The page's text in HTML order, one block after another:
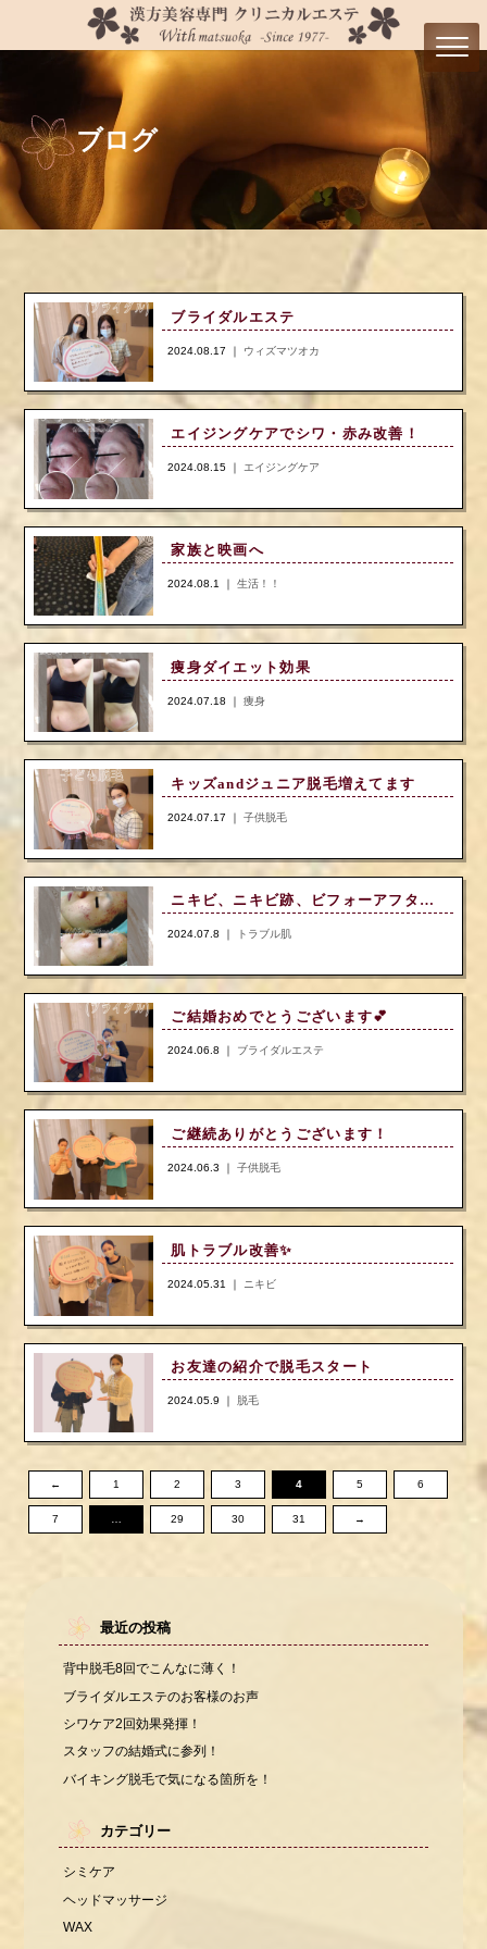
ブログ
ブライダルエステ
2024.08.17 ｜ ウィズマツオカ
エイジングケアでシワ・赤み改善！
2024.08.15 ｜ エイジングケア
家族と映画へ
2024.08.1 ｜生活！！
痩身ダイエット効果
2024.07.18 ｜痩身
キッズandジュニア脱毛増えてます
2024.07.17 ｜子供脱毛
ニキビ、ニキビ跡、ビフォーアフター写真
2024.07.8 ｜ トラブル肌
ご結婚おめでとうございます💕
2024.06.8 ｜ ブライダルエステ
ご継続ありがとうございます！
2024.06.3 ｜子供脱毛
肌トラブル改善✨️
2024.05.31 ｜ ニキビ
お友達の紹介で脱毛スタート
2024.05.9 ｜ 脱毛
← 1 2 3 4 5 6
7 … 29 30 31 →
最近の投稿
背中脱毛8回でこんなに薄く！
ブライダルエステのお客様のお声
シワケア2回効果発揮！
スタッフの結婚式に参列！
バイキング脱毛で気になる箇所を！
カテゴリー
シミケア
ヘッドマッサージ
WAX